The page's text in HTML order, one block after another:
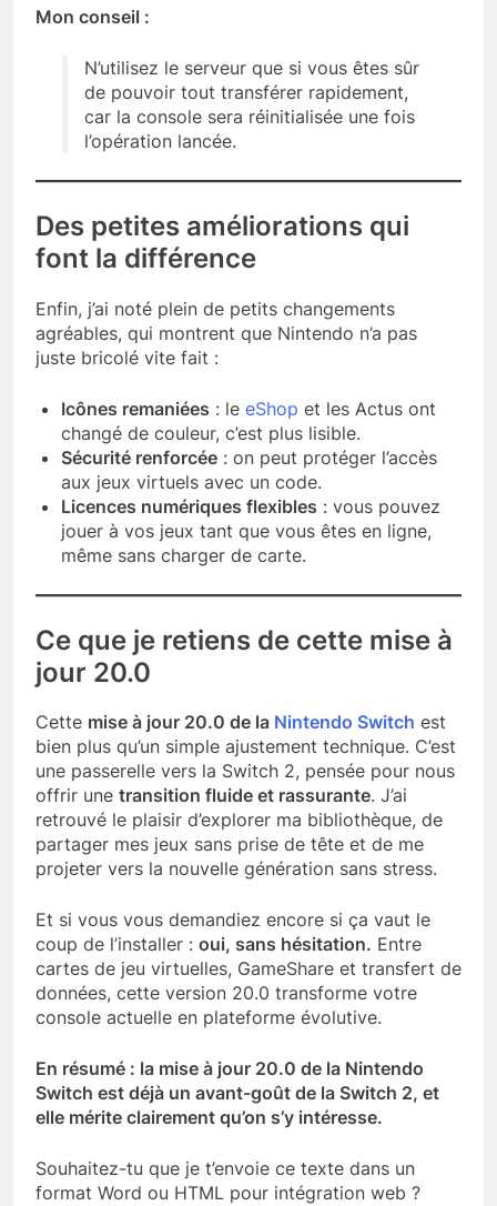
Mon conseil :
N’utilisez le serveur que si vous êtes sûr
de pouvoir tout transférer rapidement,
car la console sera réinitialisée une fois
l’opération lancée.
Des petites améliorations qui
font la différence
Enfin, j’ai noté plein de petits changements
agréables, qui montrent que Nintendo n’a pas
juste bricolé vite fait :
Icônes remaniées : le eShop et les Actus ont
changé de couleur, c’est plus lisible.
Sécurité renforcée : on peut protéger l’accès
aux jeux virtuels avec un code.
Licences numériques flexibles : vous pouvez
jouer à vos jeux tant que vous êtes en ligne,
même sans charger de carte.
Ce que je retiens de cette mise à
jour 20.0
Cette mise à jour 20.0 de la Nintendo Switch est
bien plus qu’un simple ajustement technique. C’est
une passerelle vers la Switch 2, pensée pour nous
offrir une transition fluide et rassurante. J’ai
retrouvé le plaisir d’explorer ma bibliothèque, de
partager mes jeux sans prise de tête et de me
projeter vers la nouvelle génération sans stress.
Et si vous vous demandiez encore si ça vaut le
coup de l’installer : oui, sans hésitation. Entre
cartes de jeu virtuelles, GameShare et transfert de
données, cette version 20.0 transforme votre
console actuelle en plateforme évolutive.
En résumé : la mise à jour 20.0 de la Nintendo
Switch est déjà un avant-goût de la Switch 2, et
elle mérite clairement qu’on s’y intéresse.
Souhaitez-tu que je t’envoie ce texte dans un
format Word ou HTML pour intégration web ?